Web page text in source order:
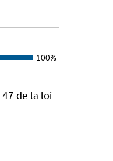
100%
de la loi